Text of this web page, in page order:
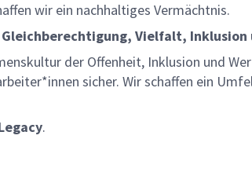
wir ein nachhaltiges Vermächtnis.
Vielfalt,
der Offenheit, Inklusion und
sicher. Wir schaffen ein
.